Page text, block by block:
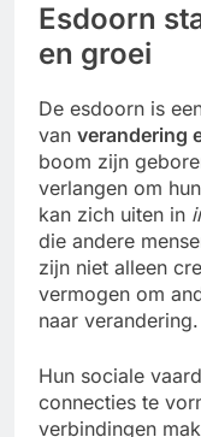
Esdoorn
en groei
De esdoorn is
van verandering
boom zijn
verlangen om
kan zich uiten in
die andere
zijn niet alleen
vermogen om
naar verandering.
Hun sociale
connecties te
verbindingen